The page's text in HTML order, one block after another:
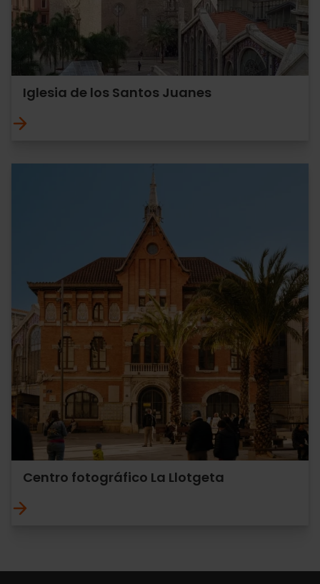
Iglesia de los Santos Juanes
Centro fotográfico La Llotgeta